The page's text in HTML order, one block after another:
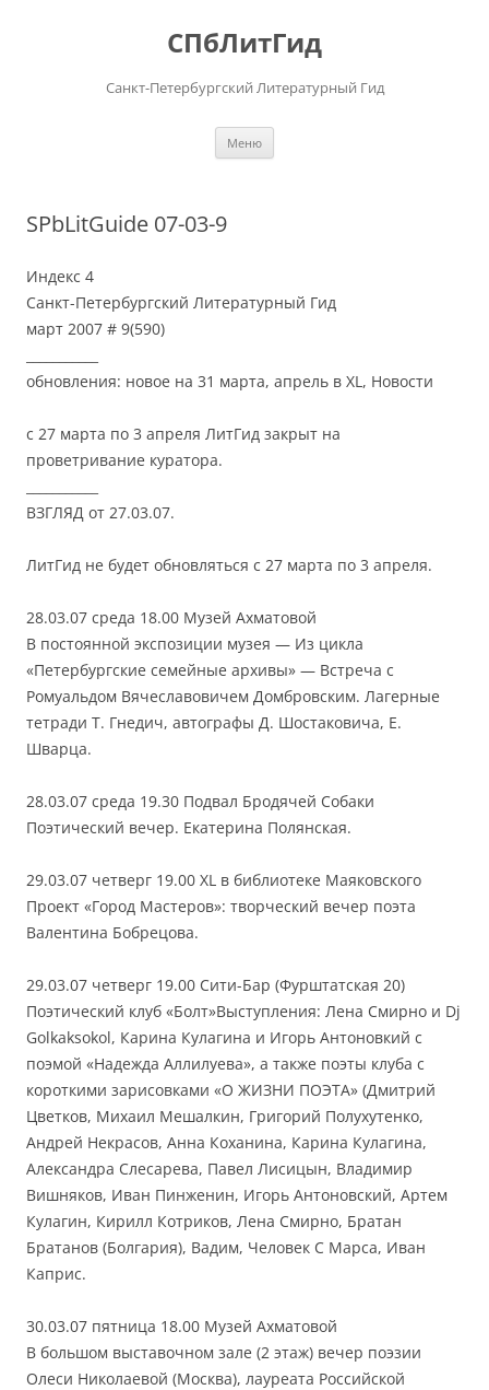
СПбЛитГид
Санкт-Петербургский Литературный Гид
Меню
SPbLitGuide 07-03-9
Индекс 4
Санкт-Петербургский Литературный Гид
март 2007 # 9(590)
обновления: новое на 31 марта, апрель в XL, Новости
с 27 марта по 3 апреля ЛитГид закрыт на
проветривание куратора.
ВЗГЛЯД от 27.03.07.
ЛитГид не будет обновляться с 27 марта по 3 апреля.
28.03.07 среда 18.00 Музей Ахматовой
В постоянной экспозиции музея — Из цикла
«Петербургские семейные архивы» — Встреча с
Ромуальдом Вячеславовичем Домбровским. Лагерные
тетради Т. Гнедич, автографы Д. Шостаковича, Е.
Шварца.
28.03.07 среда 19.30 Подвал Бродячей Собаки
Поэтический вечер. Екатерина Полянская.
29.03.07 четверг 19.00 XL в библиотеке Маяковского
Проект «Город Мастеров»: творческий вечер поэта
Валентина Бобрецова.
29.03.07 четверг 19.00 Сити-Бар (Фурштатская 20)
Поэтический клуб «Болт»Выступления: Лена Смирно и Dj
Golkaksokol, Карина Кулагина и Игорь Антоновкий с
поэмой «Надежда Аллилуева», а также поэты клуба с
короткими зарисовками «О ЖИЗНИ ПОЭТА» (Дмитрий
Цветков, Михаил Мешалкин, Григорий Полухутенко,
Андрей Некрасов, Анна Коханина, Карина Кулагина,
Александра Слесарева, Павел Лисицын, Владимир
Вишняков, Иван Пинженин, Игорь Антоновский, Артем
Кулагин, Кирилл Котриков, Лена Смирно, Братан
Братанов (Болгария), Вадим, Человек С Марса, Иван
Каприс.
30.03.07 пятница 18.00 Музей Ахматовой
В большом выставочном зале (2 этаж) вечер поэзии
Олеси Николаевой (Москва), лауреата Российской